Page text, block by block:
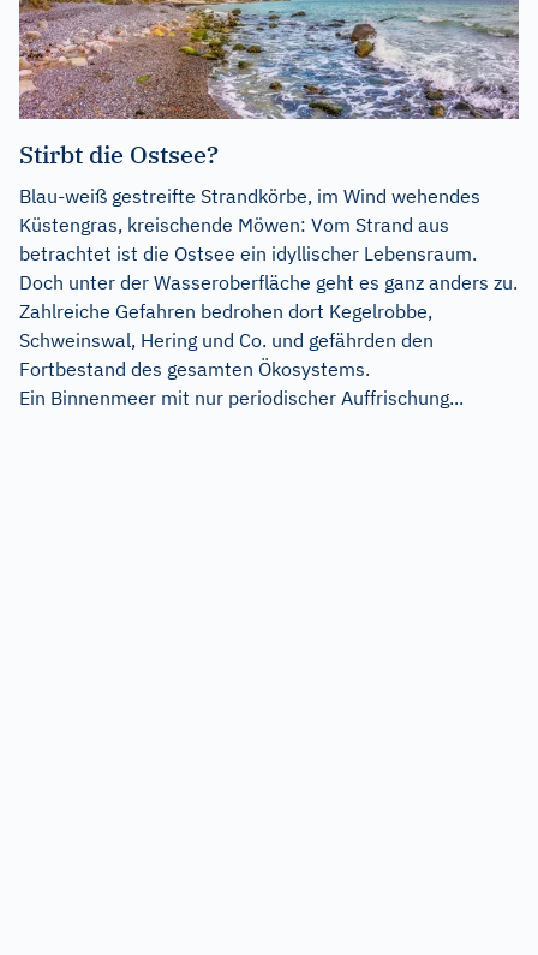
Stirbt die Ostsee?
Blau-weiß gestreifte Strandkörbe, im Wind wehendes
Küstengras, kreischende Möwen: Vom Strand aus
betrachtet ist die Ostsee ein idyllischer Lebensraum.
Doch unter der Wasseroberfläche geht es ganz anders zu.
Zahlreiche Gefahren bedrohen dort Kegelrobbe,
Schweinswal, Hering und Co. und gefährden den
Fortbestand des gesamten Ökosystems.
Ein Binnenmeer mit nur periodischer Auffrischung...